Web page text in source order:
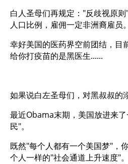
白人圣母们再规定："反歧视原
人口比例，雇佣一定非洲裔雇员
幸好美国的医药界空前团结，目
给你打疫苗的是黑医生......
如果说白左圣母们，对黑叔叔的
最近Obama末期，美国放进来
民"。
既然"每个人都有一个美国梦"，
个人一样的"社会通道上升速度"。